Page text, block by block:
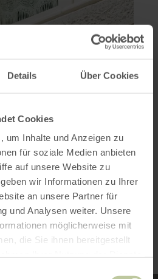
Details Über Cookies
Cookies
um Inhalte und Anzeigen zu
für soziale Medien anbieten
auf unsere Website zu
wir Informationen zu Ihrer
an unsere Partner für
und Analysen weiter. Unsere
möglicherweise mit
die Sie ihnen bereitgestellt